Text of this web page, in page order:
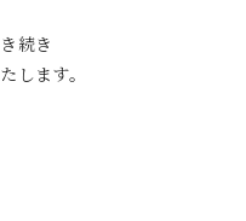
続き
します。